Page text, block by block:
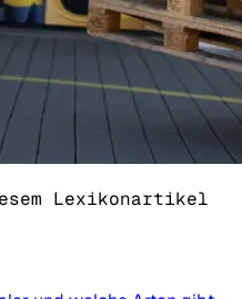
Lexikonartikel